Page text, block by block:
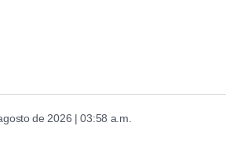
de 2026 | 03:58 a.m.